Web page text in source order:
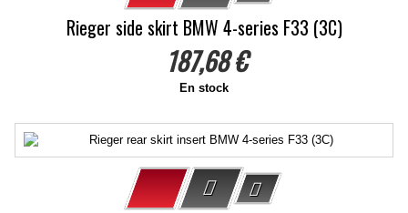
Rieger side skirt BMW 4-series F33 (3C)
187,68 €
En stock